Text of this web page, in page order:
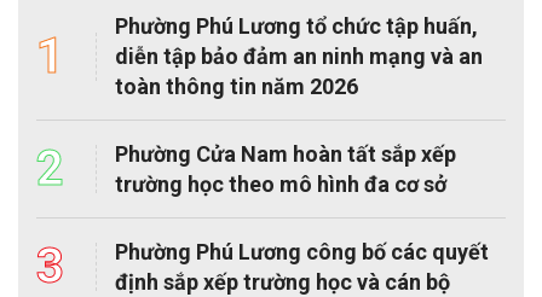
1
Phường Phú Lương tổ chức tập huấn,
diễn tập bảo đảm an ninh mạng và an
toàn thông tin năm 2026
2
Phường Cửa Nam hoàn tất sắp xếp
trường học theo mô hình đa cơ sở
3
Phường Phú Lương công bố các quyết
định sắp xếp trường học và cán bộ